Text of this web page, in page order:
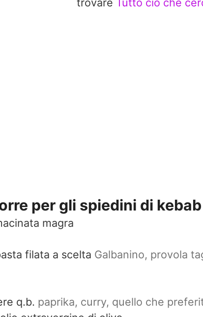
per gli spiedini di
magra
filata a scelta Galbanino, provola
q.b. paprika, curry, quello che